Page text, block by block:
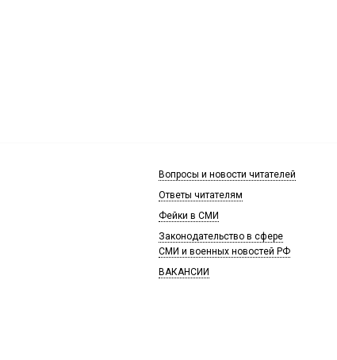
Вопросы и новости читателей
Ответы читателям
Фейки в СМИ
Законодательство в сфере
СМИ и военных новостей РФ
ВАКАНСИИ